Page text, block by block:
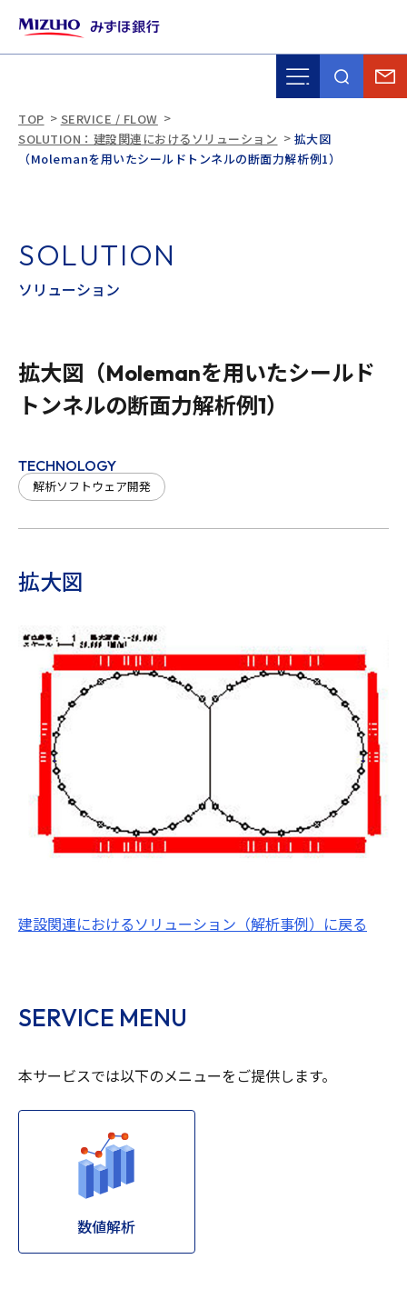
TOP
SERVICE / FLOW
SOLUTION：建設関連におけるソリューション
拡大図
（Molemanを用いたシールドトンネルの断面力解析例1）
SOLUTION
ソ リ ューショ ン
拡大図（Molemanを用いたシールド
トンネルの断面力解析例1）
TECHNOLOGY
解析ソフトウェア開発
拡大図
建設関連におけるソリューション（解析事例）に戻る
SERVICE MENU
本サービスでは以下のメニューをご提供します。
数値解析